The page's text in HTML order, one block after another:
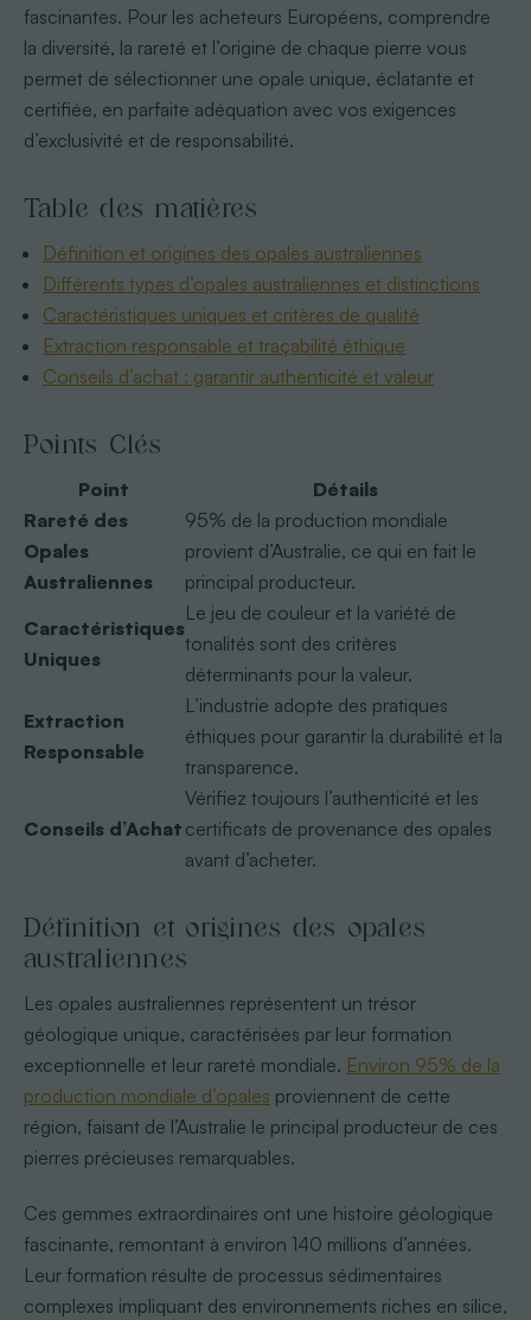
fascinantes. Pour les acheteurs Européens, comprendre
la diversité, la rareté et l’origine de chaque pierre vous
permet de sélectionner une opale unique, éclatante et
certifiée, en parfaite adéquation avec vos exigences
d’exclusivité et de responsabilité.
Table des matières
Définition et origines des opales australiennes
Différents types d’opales australiennes et distinctions
Caractéristiques uniques et critères de qualité
Extraction responsable et traçabilité éthique
Conseils d’achat : garantir authenticité et valeur
Points Clés
Point
Détails
Rareté des
Opales
Australiennes
95% de la production mondiale
provient d’Australie, ce qui en fait le
principal producteur.
Caractéristiques
Uniques
Le jeu de couleur et la variété de
tonalités sont des critères
déterminants pour la valeur.
Extraction
Responsable
L’industrie adopte des pratiques
éthiques pour garantir la durabilité et la
transparence.
Conseils d’Achat
Vérifiez toujours l’authenticité et les
certificats de provenance des opales
avant d’acheter.
Définition et origines des opales
australiennes
Les opales australiennes représentent un trésor
géologique unique, caractérisées par leur formation
exceptionnelle et leur rareté mondiale. Environ 95% de la
production mondiale d’opales proviennent de cette
région, faisant de l’Australie le principal producteur de ces
pierres précieuses remarquables.
Ces gemmes extraordinaires ont une histoire géologique
fascinante, remontant à environ 140 millions d’années.
Leur formation résulte de processus sédimentaires
complexes impliquant des environnements riches en silice,